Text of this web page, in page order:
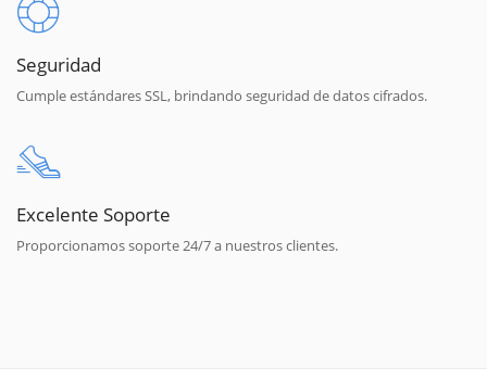
Seguridad
Cumple estándares SSL, brindando seguridad de datos cifrados.
Excelente Soporte
Proporcionamos soporte 24/7 a nuestros clientes.